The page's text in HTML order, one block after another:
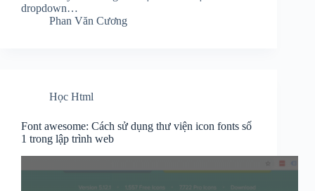
dropdown…
Phan Văn Cương
Học Html
Font awesome: Cách sử dụng thư viện icon fonts số
1 trong lập trình web